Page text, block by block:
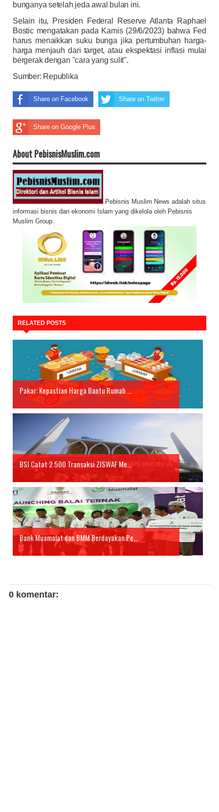
bunganya setelah jeda awal bulan ini.
Selain itu, Presiden Federal Reserve Atlanta Raphael
Bostic mengatakan pada Kamis (29/6/2023) bahwa Fed
harus menaikkan suku bunga jika pertumbuhan harga-
harga menjauh dari target, atau ekspektasi inflasi mulai
bergerak dengan "cara yang sulit".
Sumber: Republika
Share on Facebook Share on Twitter
Share on Google Plus
About PebisnisMuslim.com
Pebisnis Muslim News adalah situs
informasi bisnis dan ekonomi Islam yang dikelola oleh Pebisnis
Muslim Group.
RELATED POSTS
Pakar: Kepastian Harga Bantu Rumah ...
BSI Catat 2.500 Transaksi ZISWAF Me...
Bank Muamalat dan BMM Berdayakan Pe...
0 komentar: